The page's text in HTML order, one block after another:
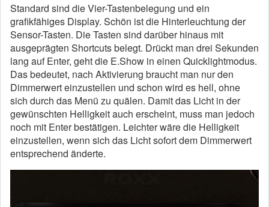
Standard sind die Vier-Tastenbelegung und ein
grafikfähiges Display. Schön ist die Hinterleuchtung der
Sensor-Tasten. Die Tasten sind darüber hinaus mit
ausgeprägten Shortcuts belegt. Drückt man drei Sekunden
lang auf Enter, geht die E.Show in einen Quicklightmodus.
Das bedeutet, nach Aktivierung braucht man nur den
Dimmerwert einzustellen und schon wird es hell, ohne
sich durch das Menü zu quälen. Damit das Licht in der
gewünschten Helligkeit auch erscheint, muss man jedoch
noch mit Enter bestätigen. Leichter wäre die Helligkeit
einzustellen, wenn sich das Licht sofort dem Dimmerwert
entsprechend änderte.